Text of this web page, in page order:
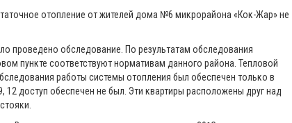
отопление от жителей дома №6 микрорайона «Кок-Жар» не
проведено обследование. По результатам обследования
пункте соответствуют нормативам данного района. Тепловой
работы системы отопления был обеспечен только в
доступ обеспечен не был. Эти квартиры расположены друг над